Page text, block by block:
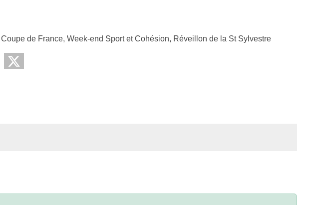
de France, Week-end Sport et Cohésion, Réveillon de la St Sylvestre